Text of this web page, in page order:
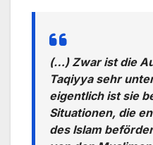
(…) Zwar ist die
Taqiyya sehr
eigentlich ist sie
Situationen, die
des Islam